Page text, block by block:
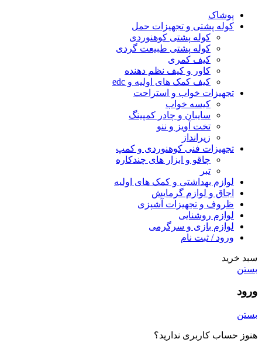
پوشاک
کوله پشتی و تجهیزات حمل
کوله پشتی کوهنوردی
کوله پشتی طبیعت گردی
کیف کمری
کاور و کیف نظم دهنده
کیف کمک های اولیه و edc
تجهیزات خواب و استراحت
کیسه خواب
سایبان و چادر کمپینگ
تخت آویز و ننو
زیرانداز
تجهیزات فنی کوهنوردی و کمپ
چاقو و ابزار های چندکاره
تبر
لوازم بهداشتی و کمک های اولیه
اجاق و لوازم گرمایش
ظروف و تجهیزات آشپزی
لوازم روشنایی
لوازم بازی و سرگرمی
ورود / ثبت نام
سبد خرید
بستن
ورود
بستن
هنوز حساب کاربری ندارید؟